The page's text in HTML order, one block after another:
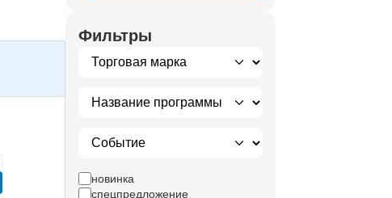
Фильтры
новинка
спецпредложение